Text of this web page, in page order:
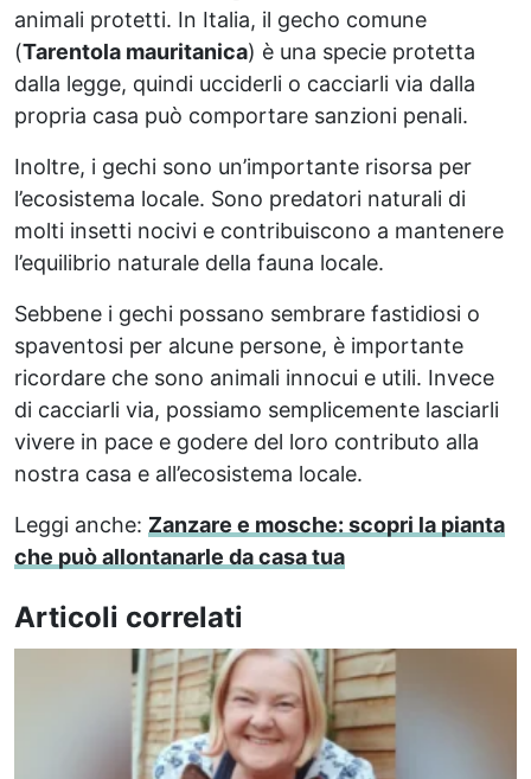
animali protetti. In Italia, il gecho comune
(Tarentola mauritanica) è una specie protetta
dalla legge, quindi ucciderli o cacciarli via dalla
propria casa può comportare sanzioni penali.
Inoltre, i gechi sono un’importante risorsa per
l’ecosistema locale. Sono predatori naturali di
molti insetti nocivi e contribuiscono a mantenere
l’equilibrio naturale della fauna locale.
Sebbene i gechi possano sembrare fastidiosi o
spaventosi per alcune persone, è importante
ricordare che sono animali innocui e utili. Invece
di cacciarli via, possiamo semplicemente lasciarli
vivere in pace e godere del loro contributo alla
nostra casa e all’ecosistema locale.
Leggi anche: Zanzare e mosche: scopri la pianta
che può allontanarle da casa tua
Articoli correlati